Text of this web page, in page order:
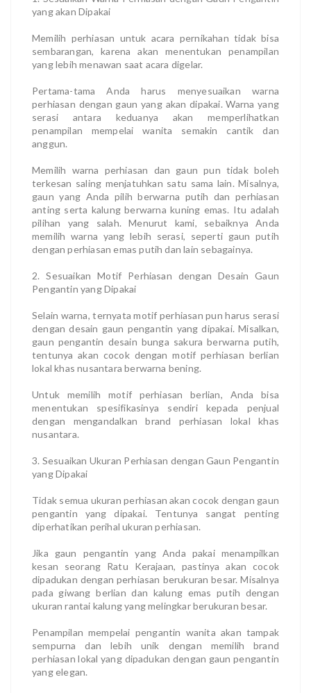
yang akan Dipakai
Memilih perhiasan untuk acara pernikahan tidak bisa
sembarangan, karena akan menentukan penampilan
yang lebih menawan saat acara digelar.
Pertama-tama Anda harus menyesuaikan warna
perhiasan dengan gaun yang akan dipakai. Warna yang
serasi antara keduanya akan memperlihatkan
penampilan mempelai wanita semakin cantik dan
anggun.
Memilih warna perhiasan dan gaun pun tidak boleh
terkesan saling menjatuhkan satu sama lain. Misalnya,
gaun yang Anda pilih berwarna putih dan perhiasan
anting serta kalung berwarna kuning emas. Itu adalah
pilihan yang salah. Menurut kami, sebaiknya Anda
memilih warna yang lebih serasi, seperti gaun putih
dengan perhiasan emas putih dan lain sebagainya.
2. Sesuaikan Motif Perhiasan dengan Desain Gaun
Pengantin yang Dipakai
Selain warna, ternyata motif perhiasan pun harus serasi
dengan desain gaun pengantin yang dipakai. Misalkan,
gaun pengantin desain bunga sakura berwarna putih,
tentunya akan cocok dengan motif perhiasan berlian
lokal khas nusantara berwarna bening.
Untuk memilih motif perhiasan berlian, Anda bisa
menentukan spesifikasinya sendiri kepada penjual
dengan mengandalkan brand perhiasan lokal khas
nusantara.
3. Sesuaikan Ukuran Perhiasan dengan Gaun Pengantin
yang Dipakai
Tidak semua ukuran perhiasan akan cocok dengan gaun
pengantin yang dipakai. Tentunya sangat penting
diperhatikan perihal ukuran perhiasan.
Jika gaun pengantin yang Anda pakai menampilkan
kesan seorang Ratu Kerajaan, pastinya akan cocok
dipadukan dengan perhiasan berukuran besar. Misalnya
pada giwang berlian dan kalung emas putih dengan
ukuran rantai kalung yang melingkar berukuran besar.
Penampilan mempelai pengantin wanita akan tampak
sempurna dan lebih unik dengan memilih brand
perhiasan lokal yang dipadukan dengan gaun pengantin
yang elegan.